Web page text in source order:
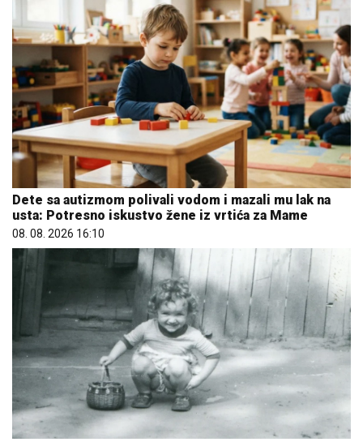
Dete sa autizmom polivali vodom i mazali mu lak na
usta: Potresno iskustvo žene iz vrtića za Mame
08. 08. 2026 16:10